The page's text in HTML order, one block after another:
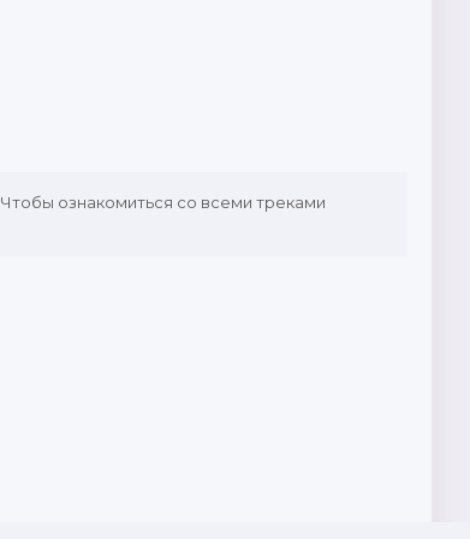
. Чтобы ознакомиться со всеми треками